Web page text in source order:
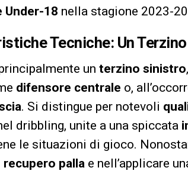
Under-18 nella stagione 2023-
Tecniche: Un
un terzino sinistro
difensore centrale o,
. Si distingue per notevoli
dribbling, unite a una spiccata
le situazioni di gioco.
recupero palla e nell’applicare